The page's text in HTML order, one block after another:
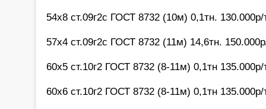
54х8 ст.09г2с ГОСТ 8732 (10м) 0,1тн. 130.000р/
57х4 ст.09г2с ГОСТ 8732 (11м) 14,6тн.
60х5 ст.10г2 ГОСТ 8732 (8-11м) 0,1тн 135.000р/
60х6 ст.10г2 ГОСТ 8732 (8-11м) 0,1тн 135.000р/